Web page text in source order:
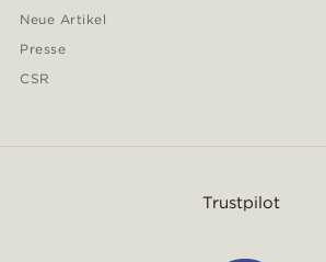
Neue Artikel
Presse
CSR
Trustpilot